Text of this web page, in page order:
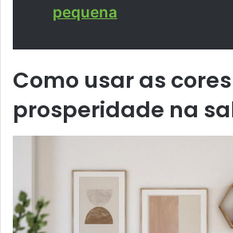
pequena
Como usar as
prosperidade na